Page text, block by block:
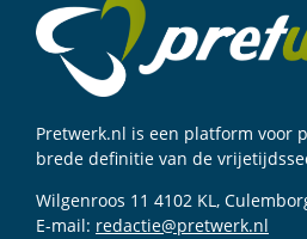
Pretwerk.nl is een platform voor
brede definitie van de
Wilgenroos 11 4102 KL,
E-mail: redactie@pretwerk.nl